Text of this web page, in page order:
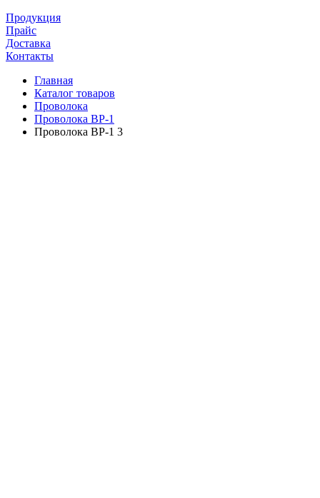
Продукция
Прайс
Доставка
Контакты
Главная
Каталог товаров
Проволока
Проволока ВР-1
Проволока ВР-1 3